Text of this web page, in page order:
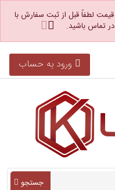
قیمت لطفاً قبل از ثبت سفارش با
تماس باشید.
ورود به حساب
جستجو